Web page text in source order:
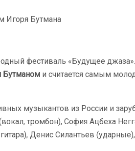
Игоря Бутмана
фестиваль «Будущее
Бутманом и считается самым
музыкантов из России и
тромбон), София Ацбеха
Денис Силантьев